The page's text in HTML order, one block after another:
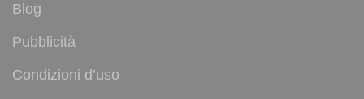
Blog
Pubblicità
Condizioni d’uso